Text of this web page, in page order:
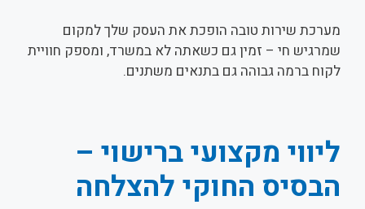
מערכת שירות טובה הופכת את העסק שלך למקום
שמרגיש חי – זמין גם כשאתה לא במשרד, ומספק חוויית
לקוח ברמה גבוהה גם בתנאים משתנים.
ליווי מקצועי ברישוי –
הבסיס החוקי להצלחה